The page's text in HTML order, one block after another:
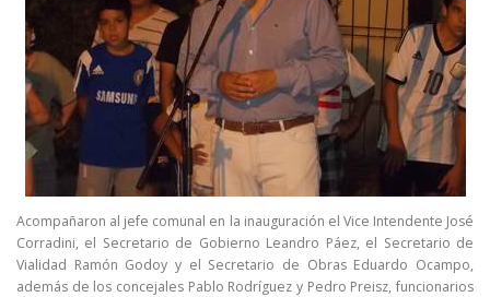
Acompañaron al jefe comunal en la inauguración el Vice Intendente José
Corradini, el Secretario de Gobierno Leandro Páez, el Secretario de
Vialidad Ramón Godoy y el Secretario de Obras Eduardo Ocampo,
además de los concejales Pablo Rodríguez y Pedro Preisz, funcionarios